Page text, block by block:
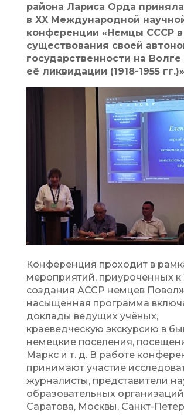
района Лариса Орда
в XX Международной
конференции «Немцы СССР
существования своей
государственности на
её ликвидации (1918-1955
Конференция проходит в
мероприятий, приуроченных к
создания АССР немцев
насыщенная программа
доклады ведущих учёных,
краеведческую экскурсию в
немецкие поселения,
Маркс и т. д. В работе
принимают участие
журналисты, представители
образовательных
Саратова, Москвы, Санкт-